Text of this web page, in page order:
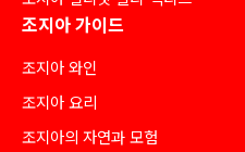
조지아 가이드
조지아 와인
조지아 요리
조지아의 자연과 모험